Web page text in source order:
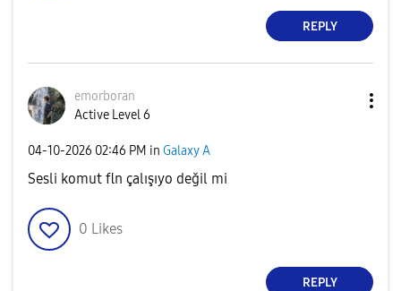
REPLY
emorboran
Active Level 6
‎04-10-2026 02:46 PM in Galaxy A
Sesli komut fln çalışıyo değil mi
0 Likes
REPLY